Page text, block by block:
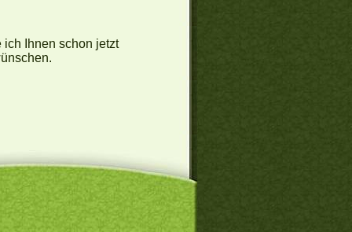
Ihnen schon jetzt